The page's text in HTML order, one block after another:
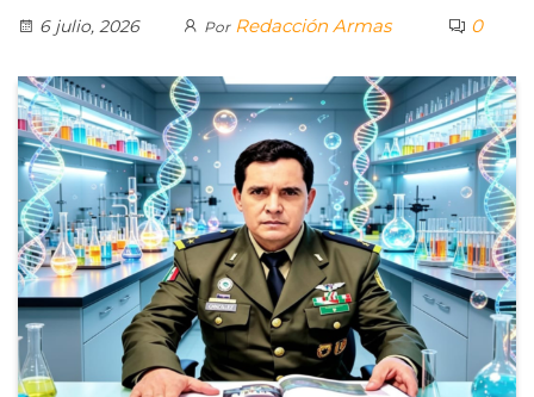
6 julio, 2026
Por Redacción Armas 0